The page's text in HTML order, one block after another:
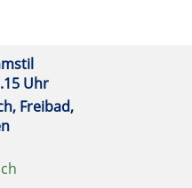
Uhr
Freibad,